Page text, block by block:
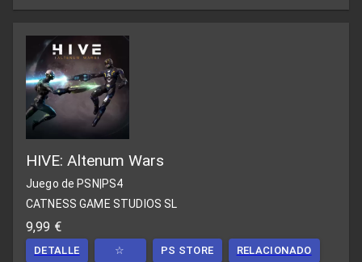
HIVE: Altenum Wars
Juego de PSN PS4
CATNESS GAME STUDIOS SL
9,99 €
DETALLE ☆ PS STORE RELACIONADO